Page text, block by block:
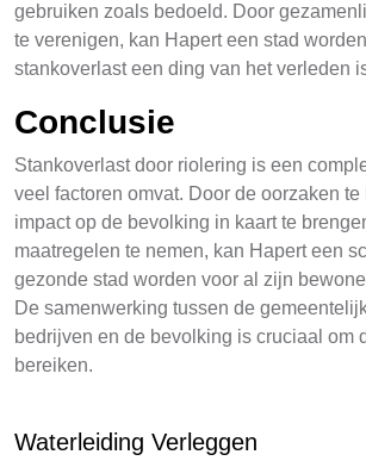
gebruiken zoals bedoeld. Door
te verenigen, kan Hapert een stad
stankoverlast een ding van het verleden
Conclusie
Stankoverlast door riolering is een
veel factoren omvat. Door de oorzaken
impact op de bevolking in kaart te
maatregelen te nemen, kan Hapert een
gezonde stad worden voor al zijn
De samenwerking tussen de
bedrijven en de bevolking is cruciaal om
bereiken.
Waterleiding Verleggen